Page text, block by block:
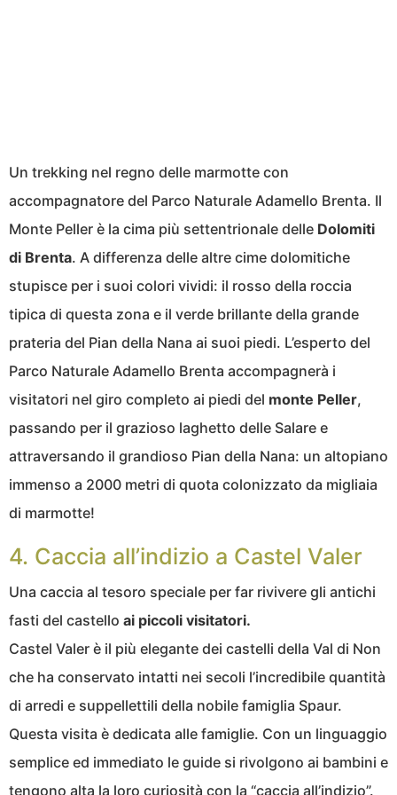
Un trekking nel regno delle marmotte con
accompagnatore del Parco Naturale Adamello Brenta. Il
Monte Peller è la cima più settentrionale delle Dolomiti
di Brenta. A differenza delle altre cime dolomitiche
stupisce per i suoi colori vividi: il rosso della roccia
tipica di questa zona e il verde brillante della grande
prateria del Pian della Nana ai suoi piedi. L’esperto del
Parco Naturale Adamello Brenta accompagnerà i
visitatori nel giro completo ai piedi del monte Peller,
passando per il grazioso laghetto delle Salare e
attraversando il grandioso Pian della Nana: un altopiano
immenso a 2000 metri di quota colonizzato da migliaia
di marmotte!
4. Caccia all’indizio a Castel Valer
Una caccia al tesoro speciale per far rivivere gli antichi
fasti del castello ai piccoli visitatori.
Castel Valer è il più elegante dei castelli della Val di Non
che ha conservato intatti nei secoli l’incredibile quantità
di arredi e suppellettili della nobile famiglia Spaur.
Questa visita è dedicata alle famiglie. Con un linguaggio
semplice ed immediato le guide si rivolgono ai bambini e
tengono alta la loro curiosità con la “caccia all’indizio”.